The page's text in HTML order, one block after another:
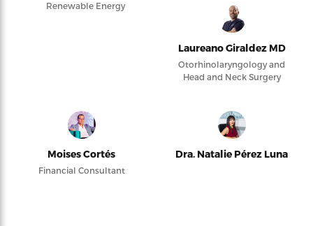
Renewable Energy
Laureano Giraldez MD
Otorhinolaryngology and
Head and Neck Surgery
Moises Cortés
Financial Consultant
Dra. Natalie Pérez Luna